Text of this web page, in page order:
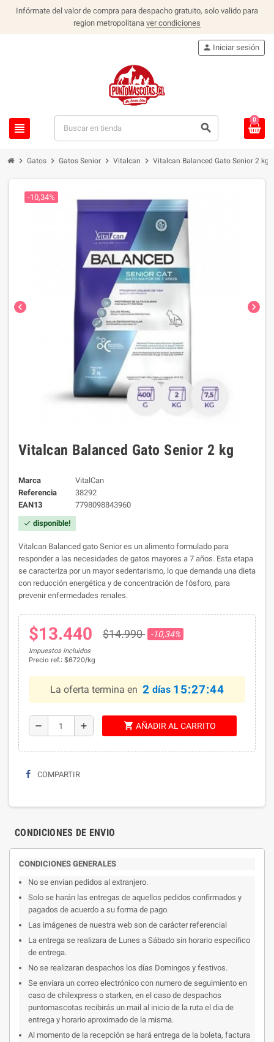
Infórmate del valor de compra para despacho gratuito, solo valido para
region metropolitana ver condiciones
view_headline search
person Iniciar sesión
0
chevron_right Gatos chevron_right Gatos Senior chevron_right Vitalcan chevron_right Vitalcan Balanced Gato Senior 2 kg
chevron_left chevron_right
-10,34%
Vitalcan Balanced Gato Senior 2 kg
Marca
VitalCan
Referencia
38292
EAN13
7798098843960
check disponible!
Vitalcan Balanced gato Senior es un alimento formulado para
responder a las necesidades de gatos mayores a 7 años. Esta etapa
se caracteriza por un mayor sedentarismo, lo que demanda una dieta
con reducción energética y de concentración de fósforo, para
prevenir enfermedades renales.
$13.440 $14.990 -10,34%
Impuestos incluidos
Precio ref.: $6720/kg
La oferta termina en 2 días 15:27:43
remove add shopping_cart AÑADIR AL CARRITO
COMPARTIR
CONDICIONES DE ENVIO
CONDICIONES GENERALES
No se envían pedidos al extranjero.
Solo se harán las entregas de aquellos pedidos confirmados y
pagados de acuerdo a su forma de pago.
Las imágenes de nuestra web son de carácter referencial
La entrega se realizara de Lunes a Sábado sin horario especifico
de entrega.
No se realizaran despachos los días Domingos y festivos.
Se enviara un correo electrónico con numero de seguimiento en
caso de chilexpress o starken, en el caso de despachos
puntomascotas recibirás un mail al inicio de la ruta el dia de
entrega y horario aproximado de la misma.
Al momento de la recepción se hará entrega de la boleta, factura